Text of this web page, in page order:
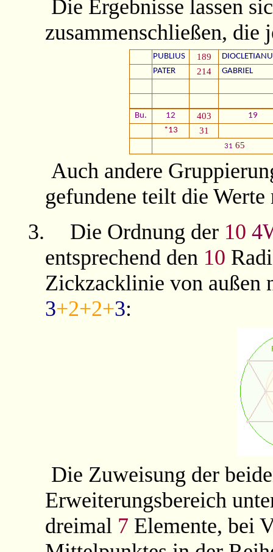
Die Ergebnisse lassen
zusammenschließen,
PUBLIUS 189
PATER
214 GABRIEL
Bu. 12 403
19
*13
31
31 65
Auch andere
gefundene teilt die
3.
Die Ordnung der 10
entsprechend den 10
Zickzacklinie von außen
3+2+2+3:
Die Zuweisung der
Erweiterungsbereich
dreimal 7 Elemente, bei